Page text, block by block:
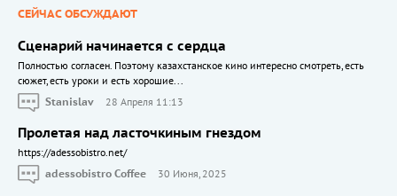
СЕЙЧАС ОБСУЖДАЮТ
Сценарий начинается с сердца
Полностью согласен. Поэтому казахстанское кино интересно смотреть, есть
сюжет, есть уроки и есть хорошие...
Stanislav
28 Апреля 11:13
Пролетая над ласточкиным гнездом
https://adessobistro.net/
adessobistro Coffee
30 Июня, 2025